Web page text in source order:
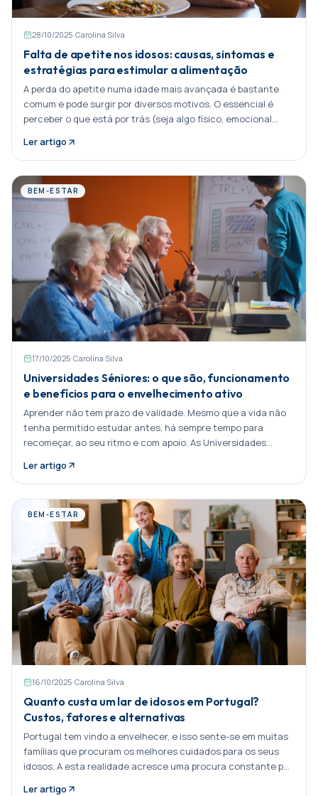
28/10/2025·Carolina Silva
Falta de apetite nos idosos: causas, sintomas e
estratégias para estimular a alimentação
A perda do apetite numa idade mais avançada é bastante
comum e pode surgir por diversos motivos. O essencial é
perceber o que está por trás (seja algo físico, emocional
Ler artigo
BEM-ESTAR
17/10/2025·Carolina Silva
Universidades Séniores: o que são, funcionamento
e benefícios para o envelhecimento ativo
Aprender não tem prazo de validade. Mesmo que a vida não
tenha permitido estudar antes, há sempre tempo para
recomeçar, ao seu ritmo e com apoio. As Universidades
Ler artigo
BEM-ESTAR
16/10/2025·Carolina Silva
Quanto custa um lar de idosos em Portugal?
Custos, fatores e alternativas
Portugal tem vindo a envelhecer, e isso sente-se em muitas
famílias que procuram os melhores cuidados para os seus
idosos. A esta realidade acresce uma procura constante por
Ler artigo